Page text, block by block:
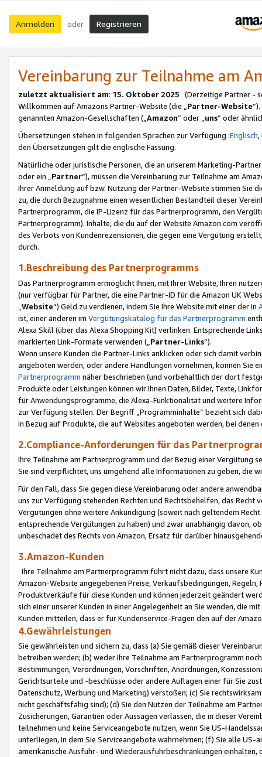
Anmelden oder Registrieren
Vereinbarung zur Teilnahme am
zuletzt aktualisiert am: 15. Oktober 2025 (Derzeitige Partner -
Willkommen auf Amazons Partner-Website (die „Partner-Website
genannten Amazon-Gesellschaften („Amazon“ oder „uns“ oder
Übersetzungen stehen in folgenden Sprachen zur Verfügung :Englisch,
den Übersetzungen gilt die englische Fassung.
Natürliche oder juristische Personen, die an unserem Marketing-
oder ein „Partner“), müssen die Vereinbarung zur Teilnahme am
Ihrer Anmeldung auf bzw. Nutzung der Partner-Website stimmen Sie
zu, die durch Bezugnahme einen wesentlichen Bestandteil dieser
Partnerprogramm, die IP-Lizenz für das Partnerprogramm, den
Partnerprogramm). Inhalte, die du auf der Website Amazon.com
des Verbots von Kundenrezensionen, die gegen eine Vergütung
durch.
1.Beschreibung des Partnerprogramms
Das Partnerprogramm ermöglicht Ihnen, mit Ihrer Website, Ihren
(nur verfügbar für Partner, die eine Partner-ID für die Amazon UK
Website“) Geld zu verdienen, indem Sie Ihre Website mit einer der in
ist, einer anderen im Vergütungskatalog für das Partnerprogramm
Alexa Skill (über das Alexa Shopping Kit) verlinken. Entsprechende
markierten Link-Formate verwenden („ Partner-Links“).
Wenn unsere Kunden die Partner-Links anklicken oder sich damit
angeboten werden, oder andere Handlungen vornehmen, können Sie
Partnerprogramm näher beschrieben (und vorbehaltlich der dort
Produkte oder Leistungen können wir Ihnen Daten, Bilder, Texte,
für Anwendungsprogramme, die Alexa-Funktionalität und weitere
zur Verfügung stellen. Der Begriff „Programminhalte“ bezieht sich
in Bezug auf Produkte, die auf Websites angeboten werden, bei
2.Compliance-Anforderungen für das
Ihre Teilnahme am Partnerprogramm und der Bezug einer Vergütung
Sie sind verpflichtet, uns umgehend alle Informationen zu geben, die
Für den Fall, dass Sie gegen diese Vereinbarung oder andere
uns zur Verfügung stehenden Rechten und Rechtsbehelfen, das
Vergütungen ohne weitere Ankündigung (soweit nach geltendem
entsprechende Vergütungen zu haben) und zwar unabhängig davon,
unbeschadet des Rechts von Amazon, Ersatz für darüber
3.Amazon-Kunden
Ihre Teilnahme am Partnerprogramm führt nicht dazu, dass unsere
Amazon-Website angegebenen Preise, Verkaufsbedingungen,
Produktverkäufe für diese Kunden und können jederzeit geändert
sich einer unserer Kunden in einer Angelegenheit an Sie wenden, die
Kunden mitteilen, dass er für Kundenservice-Fragen den auf der
4.Gewährleistungen
Sie gewährleisten und sichern zu, dass (a) Sie gemäß dieser
betreiben werden; (b) weder Ihre Teilnahme am Partnerprogramm
Bestimmungen, Verordnungen, Vorschriften, Anordnungen,
Gerichtsurteile und -beschlüsse oder andere Auflagen einer für Sie
Datenschutz, Werbung und Marketing) verstoßen; (c) Sie
nicht geschäftsfähig sind); (d) Sie den Nutzen der Teilnahme am
Zusicherungen, Garantien oder Aussagen verlassen, die in dieser
teilnehmen und keine Serviceangebote nutzen, wenn Sie US-
unterliegen, in dem Sie Serviceangebote wahrnehmen; (f) Sie alle
amerikanische Ausfuhr- und Wiederausfuhrbeschränkungen